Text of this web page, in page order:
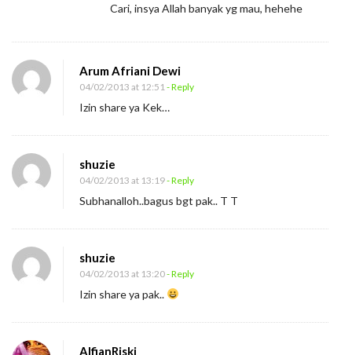
Cari, insya Allah banyak yg mau, hehehe
Arum Afriani Dewi
04/02/2013 at 12:51 - Reply
Izin share ya Kek…
shuzie
04/02/2013 at 13:19- Reply
Subhanalloh..bagus bgt pak.. T T
shuzie
04/02/2013 at 13:20- Reply
Izin share ya pak..
AlfianRiski